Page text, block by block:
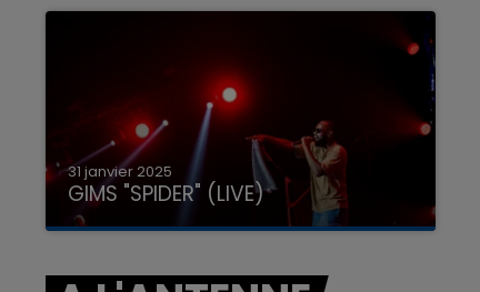
31 janvier 2025
GIMS "SPIDER" (LIVE)